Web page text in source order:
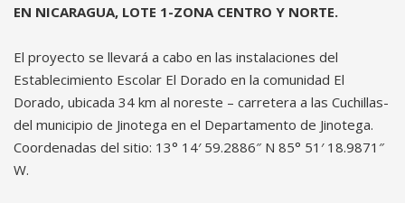
EN NICARAGUA, LOTE 1-ZONA CENTRO Y NORTE.
El proyecto se llevará a cabo en las instalaciones del
Establecimiento Escolar El Dorado en la comunidad El
Dorado, ubicada 34 km al noreste – carretera a las Cuchillas-
del municipio de Jinotega en el Departamento de Jinotega.
Coordenadas del sitio: 13° 14′ 59.2886″ N 85° 51′ 18.9871″
W.